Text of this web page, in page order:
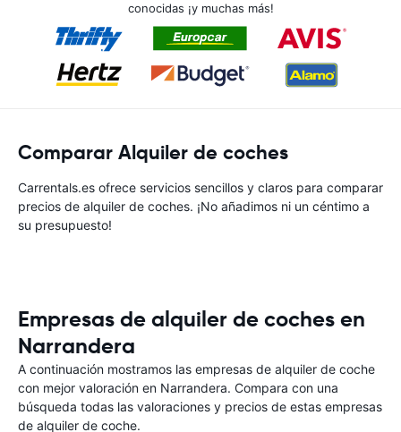
conocidas ¡y muchas más!
Comparar Alquiler de coches
Carrentals.es ofrece servicios sencillos y claros para comparar
precios de alquiler de coches. ¡No añadimos ni un céntimo a
su presupuesto!
Empresas de alquiler de coches en
Narrandera
A continuación mostramos las empresas de alquiler de coche
con mejor valoración en Narrandera. Compara con una
búsqueda todas las valoraciones y precios de estas empresas
de alquiler de coche.